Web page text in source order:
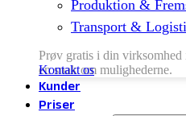
Produktion &
Transport &
Prøv gratis i din
en snak om mulighederne.
Kontakt os
Kunder
Priser